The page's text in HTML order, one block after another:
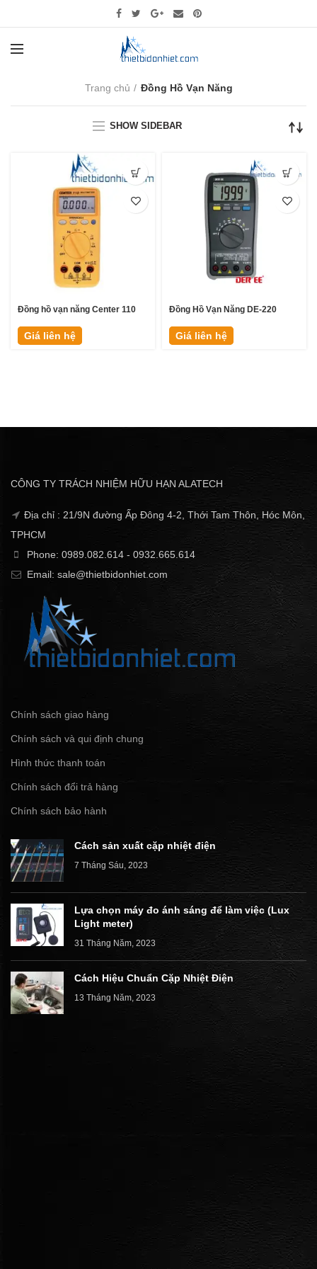
Trang chủ Đồng Hồ Vạn Năng
SHOW SIDEBAR
Đồng hồ vạn năng Center 110
Giá liên hệ
Đồng Hồ Vạn Năng DE-220
Giá liên hệ
CÔNG TY TRÁCH NHIỆM HỮU HẠN ALATECH
Địa chỉ : 21/9N đường Ấp Đông 4-2, Thới Tam Thôn, Hóc Môn,
TPHCM
Phone: 0989.082.614 - 0932.665.614
Email: sale@thietbidonhiet.com
Chính sách giao hàng
Chính sách và qui định chung
Hình thức thanh toán
Chính sách đổi trả hàng
Chính sách bảo hành
Cách sản xuất cặp nhiệt điện
7 Tháng Sáu, 2023
Lựa chọn máy đo ánh sáng để làm việc (Lux
Light meter)
31 Tháng Năm, 2023
Cách Hiệu Chuẩn Cặp Nhiệt Điện
13 Tháng Năm, 2023